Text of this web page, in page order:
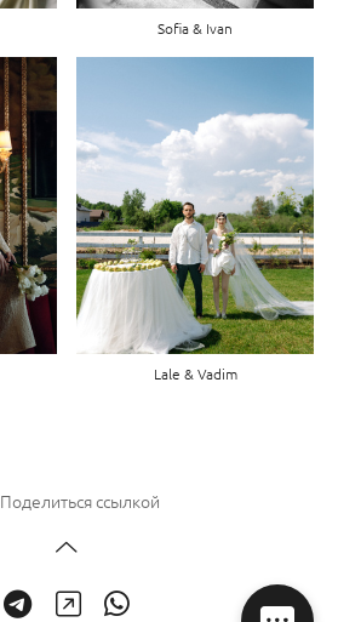
Sofia & Ivan
Lale & Vadim
Поделиться ссылкой